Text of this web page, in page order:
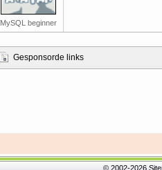
MySQL beginner
Gesponsorde links
© 2002-2026